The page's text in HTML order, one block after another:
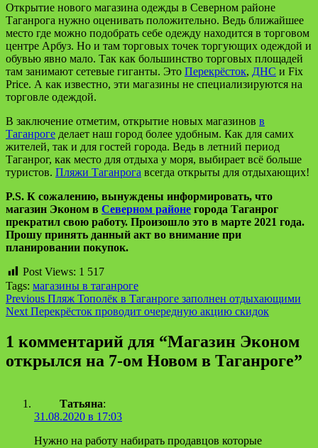
Открытие нового магазина одежды в Северном районе
Таганрога нужно оценивать положительно. Ведь ближайшее
место где можно подобрать себе одежду находится в торговом
центре Арбуз. Но и там торговых точек торгующих одеждой и
обувью явно мало. Так как большинство торговых площадей
там занимают сетевые гиганты. Это Перекрёсток, ДНС и Fix
Price. А как известно, эти магазины не специализируются на
торговле одеждой.
В заключение отметим, открытие новых магазинов в
Таганроге делает наш город более удобным. Как для самих
жителей, так и для гостей города. Ведь в летний период
Таганрог, как место для отдыха у моря, выбирает всё больше
туристов. Пляжи Таганрога всегда открыты для отдыхающих!
P.S. К сожалению, вынуждены информировать, что
магазин Эконом в Северном районе города Таганрог
прекратил свою работу. Произошло это в марте 2021 года.
Прошу принять данный акт во внимание при
планировании покупок.
Post Views: 1 517
Tags: магазины в таганроге
Continue
Reading
Previous Пляж Тополёк в Таганроге заполнен отдыхающими
Next Перекрёсток проводит очередную акцию скидок
1 комментарий для “Магазин Эконом
открылся на 7-ом Новом в Таганроге”
Татьяна:
31.08.2020 в 17:03
Нужно на работу набирать продавцов которые